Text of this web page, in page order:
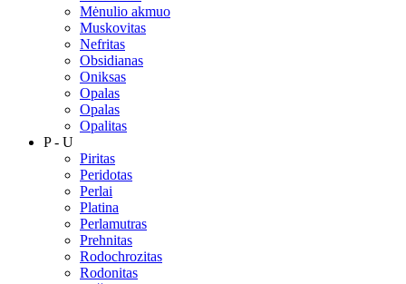
Mėnulio akmuo
Muskovitas
Nefritas
Obsidianas
Oniksas
Opalas
Opalas
Opalitas
P - U
Piritas
Peridotas
Perlai
Platina
Perlamutras
Prehnitas
Rodochrozitas
Rodonitas